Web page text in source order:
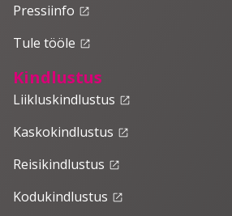
Pressiinfo launch
Tule tööle launch
Kindlustus
Liikluskindlustus launch
Kaskokindlustus launch
Reisikindlustus launch
Kodukindlustus launch